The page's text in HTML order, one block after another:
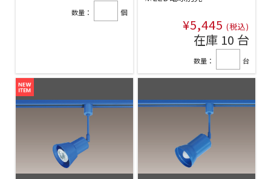
数量： 個
¥5,445 (税込)
在庫 10 台
数量： 台